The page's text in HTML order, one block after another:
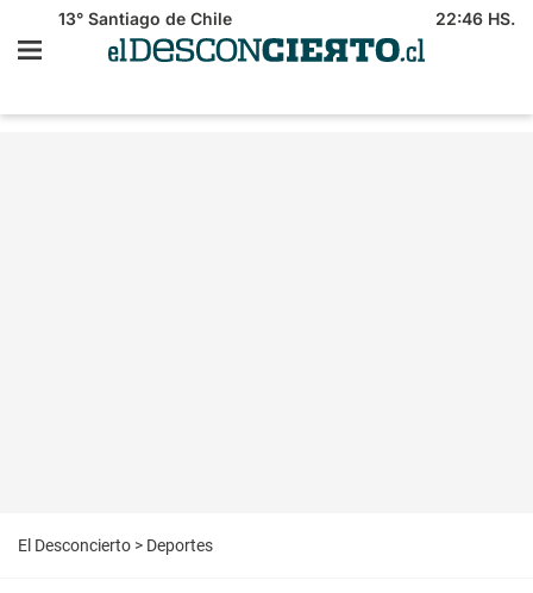
13° Santiago de Chile 22:46 HS.
El Desconcierto > Deportes